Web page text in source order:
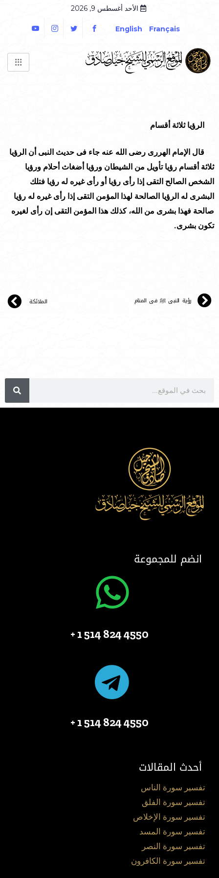
الأحد أغسطس 9, 2026
Français
English
الرؤيا ثلاثة أقسام
قال الإمام الهررى رضى الله عنه جاء فى حديث النبى أن الرؤيا
ثلاثة أقسام رؤيا تأويل من الشيطان ورؤيا أضغاث أحلام ورؤيا
الشخص الصالح التقى إذا رأى رؤيا أو رأى غيره له رؤيا فتلك
البشرى له الرؤيا الصالحة لهذا المؤمن التقى إذا رأى غيره له رؤيا
صالحة فهذا بشرى من الله، كذلك هذا المؤمن التقى إن رأى لغيره
تكون بشرى.
رؤية النبى ﷺ فى المنام الملائكة
انضم للمجموعة
4550 824 514 1 +
4550 824 514 1 +
أحدث المقالات
تفسير سورة الناس
تفسير سورة الفلق
تفسير سورة الإخلاص
تفسير سورة المسد
تفسير سورة النصر
تفسير سورة الكافرون